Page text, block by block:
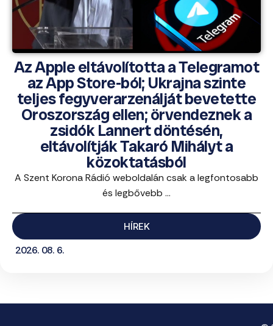
Az Apple eltávolította a Telegramot
az App Store-ból; Ukrajna szinte
teljes fegyverarzenálját bevetette
Oroszország ellen; örvendeznek a
zsidók Lannert döntésén,
eltávolítják Takaró Mihályt a
közoktatásból
A Szent Korona Rádió weboldalán csak a legfontosabb
és legbővebb ...
HÍREK
2026. 08. 6.